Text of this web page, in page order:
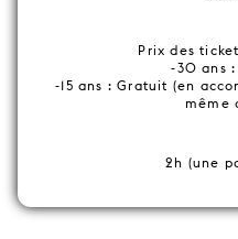
Prix des
-30 ans
-15 ans : Gratuit (en
même
2h (une